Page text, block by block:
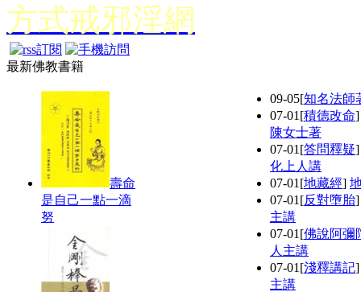
方式戒邪淫網
最新佛教書籍
壽命
是自己一點一滴
努
09-05[知名法師
07-01 [積德改命
陳女士著
07-01 [答問釋疑
化上人講
07-01 [地藏經]
07-01 [反對墮胎
主講
07-01 [佛說阿彌
人主講
07-01 [淺釋講記
主講